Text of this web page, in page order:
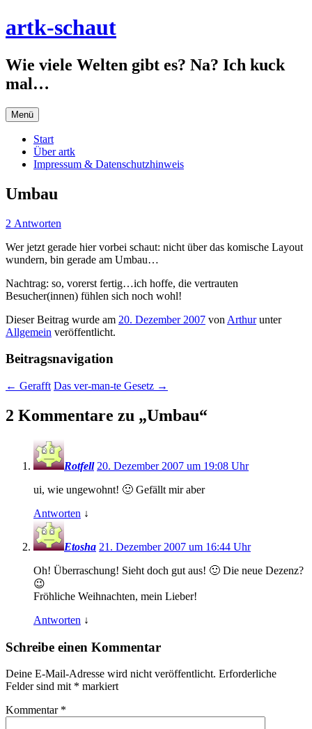
Inhalt
artk-schaut
Wie viele Welten gibt es? Na? Ich kuck
mal…
Menü
Start
Über artk
Impressum & Datenschutzhinweis
Umbau
2 Antworten
Wer jetzt gerade hier vorbei schaut: nicht über das komische Layout
wundern, bin gerade am Umbau…
Nachtrag: so, vorerst fertig…ich hoffe, die vertrauten
Besucher(innen) fühlen sich noch wohl!
Dieser Beitrag wurde am 20. Dezember 2007 von Arthurunter
Allgemein veröffentlicht.
Beitragsnavigation
← Gerafft Das ver-man-te Gesetz →
2 Kommentare zu „Umbau“
Rotfell 20. Dezember 2007 um 19:08 Uhr
ui, wie ungewohnt! 🙂 Gefällt mir aber
Antworten ↓
Etosha 21. Dezember 2007 um 16:44 Uhr
Oh! Überraschung! Sieht doch gut aus! 🙂 Die neue Dezenz?
😉
Fröhliche Weihnachten, mein Lieber!
Antworten ↓
Schreibe einen Kommentar
Deine E-Mail-Adresse wird nicht veröffentlicht. Erforderliche
Felder sind mit * markiert
Kommentar *